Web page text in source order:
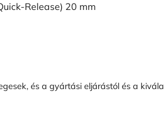
Release) 20 mm
és a gyártási eljárástól és a